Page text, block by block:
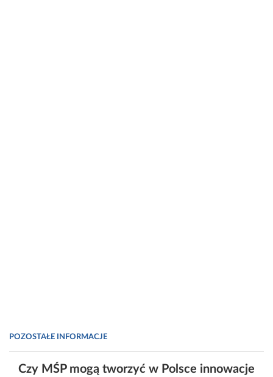
POZOSTAŁE INFORMACJE
Czy MŚP mogą tworzyć w Polsce innowacje